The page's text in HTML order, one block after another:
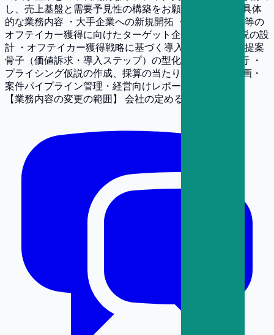
し、売上基盤と需要予見性の構築をお願いします。 ▼具体
的な業務内容 ・大手企業への新規開拓 ・高機能再生材等の
オフテイカー獲得に向けたターゲット企業、勝ち筋仮説の設
計 ・オフテイカー獲得戦略に基づく導入条件/評価軸、提案
骨子（価値訴求・導入ステップ）の型化及び戦略の実行 ・
プライシング仮説の作成、採算の当たり付け ・販売計画・
案件パイプライン管理・経営向けレポーティング
【業務内容の変更の範囲】
会社の定める業務